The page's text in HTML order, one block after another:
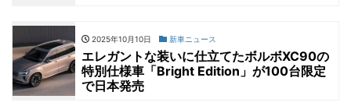
2025年10月10日 新車ニュース
エレガントな装いに仕立てたボルボXC90の
特別仕様車「Bright Edition」が100台限定
で日本発売